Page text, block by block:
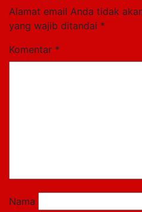
Alamat email Anda tidak
yang wajib ditandai *
Komentar *
Nama